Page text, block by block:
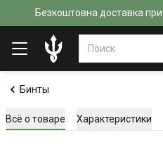
Безкоштовна доставка при
Бинты
Всё о товаре Характеристики